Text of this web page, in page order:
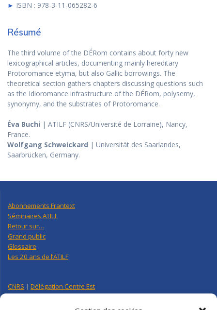
► ISBN : 978-3-11-065282-6
Résumé
The third volume of the DÉRom contains about forty new
lexicographical articles, documenting mainly hereditary
Protoromance etyma, but also Gallic borrowings. The
theoretical section gathers chapters discussing questions such
as the Idioromance infrastructure of the DÉRom, polysemy,
synonymy, and the substrates of Protoromance.
Éva Buchi | ATILF (CNRS/Université de Lorraine), Nancy,
France.
Wolfgang Schweickard | Universität des Saarlandes,
Saarbrücken, Germany.
Abonnements Frantext
Séminaires ATILF
Retour sur…
Grand public
Glossaire
Les 20 ans de l’ATILF
CNRS | Délégation Centre Est
Université de Lorraine
CNRS Hebdo Centre-Est